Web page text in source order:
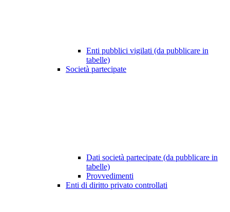
Enti pubblici vigilati (da pubblicare in
tabelle)
Società partecipate
Dati società partecipate (da pubblicare in
tabelle)
Provvedimenti
Enti di diritto privato controllati